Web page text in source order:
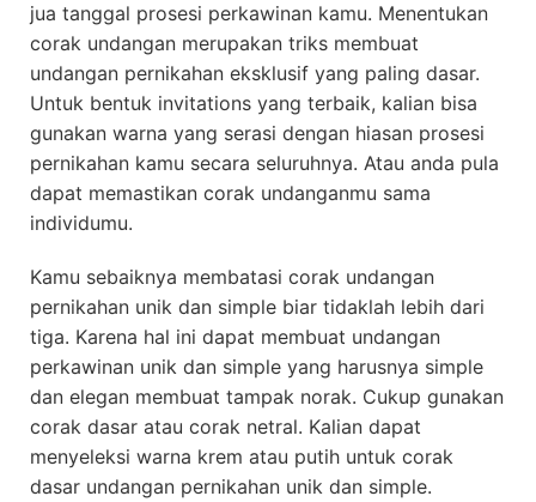
jua tanggal prosesi perkawinan kamu. Menentukan
corak undangan merupakan triks membuat
undangan pernikahan eksklusif yang paling dasar.
Untuk bentuk invitations yang terbaik, kalian bisa
gunakan warna yang serasi dengan hiasan prosesi
pernikahan kamu secara seluruhnya. Atau anda pula
dapat memastikan corak undanganmu sama
individumu.
Kamu sebaiknya membatasi corak undangan
pernikahan unik dan simple biar tidaklah lebih dari
tiga. Karena hal ini dapat membuat undangan
perkawinan unik dan simple yang harusnya simple
dan elegan membuat tampak norak. Cukup gunakan
corak dasar atau corak netral. Kalian dapat
menyeleksi warna krem atau putih untuk corak
dasar undangan pernikahan unik dan simple.